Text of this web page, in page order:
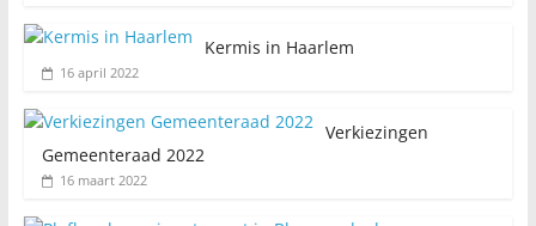
Kermis in Haarlem
16 april 2022
Verkiezingen
Gemeenteraad 2022
16 maart 2022